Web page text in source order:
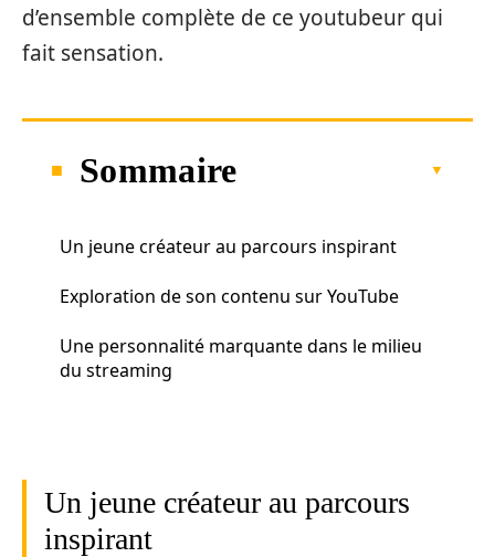
d’ensemble complète de ce youtubeur qui
fait sensation.
Sommaire
Un jeune créateur au parcours inspirant
Exploration de son contenu sur YouTube
Une personnalité marquante dans le milieu
du streaming
Un jeune créateur au parcours
inspirant